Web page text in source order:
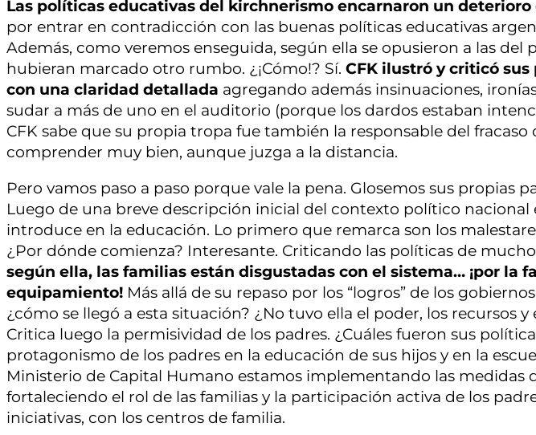
Las políticas educativas del kirchnerismo encarnaron un
por entrar en contradicción con las buenas políticas educativas
Además, como veremos enseguida, según ella se opusieron a las
hubieran marcado otro rumbo. ¿¡Cómo!? Sí. CFK ilustró y criticó
con una claridad detallada agregando además insinuaciones,
sudar a más de uno en el auditorio (porque los dardos estaban
CFK sabe que su propia tropa fue también la responsable del fracaso
comprender muy bien, aunque juzga a la distancia.
Pero vamos paso a paso porque vale la pena. Glosemos sus propias
Luego de una breve descripción inicial del contexto político nacional
introduce en la educación. Lo primero que remarca son los
¿Por dónde comienza? Interesante. Criticando las políticas de
según ella, las familias están disgustadas con el sistema… ¡por la
equipamiento! Más allá de su repaso por los “logros” de los
¿cómo se llegó a esta situación? ¿No tuvo ella el poder, los recursos
Critica luego la permisividad de los padres. ¿Cuáles fueron sus
protagonismo de los padres en la educación de sus hijos y en la
Ministerio de Capital Humano estamos implementando las medidas
fortaleciendo el rol de las familias y la participación activa de los
iniciativas, con los centros de familia.